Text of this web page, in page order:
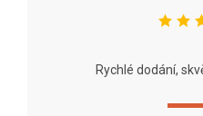
Rychlé dodání,